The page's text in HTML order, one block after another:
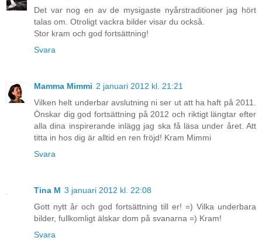
Det var nog en av de mysigaste nyårstraditioner jag hört
talas om. Otroligt vackra bilder visar du också.
Stor kram och god fortsättning!
Svara
Mamma Mimmi 2 januari 2012 kl. 21:21
Vilken helt underbar avslutning ni ser ut att ha haft på 2011.
Önskar dig god fortsättning på 2012 och riktigt längtar efter
alla dina inspirerande inlägg jag ska få läsa under året. Att
titta in hos dig är alltid en ren fröjd! Kram Mimmi
Svara
Tina M 3 januari 2012 kl. 22:08
Gott nytt år och god fortsättning till er! =) Vilka underbara
bilder, fullkomligt älskar dom på svanarna =) Kram!
Svara